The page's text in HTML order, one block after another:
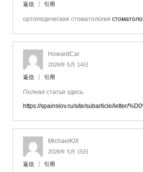
返信 引用
ортопедическая стоматология
HowardCar
2026年 5月 14日
返信 引用
Полная статья здесь:
https://spainslov.ru/site/subarticle/letter/
MichaelKIX
2026年 5月 15日
返信 引用